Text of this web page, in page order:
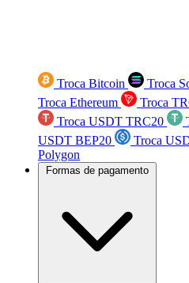
Troca Bitcoin Troca
Troca Ethereum
Troca
Troca USDT TRC20
USDT BEP20
Troca
Polygon
Formas de pagamento